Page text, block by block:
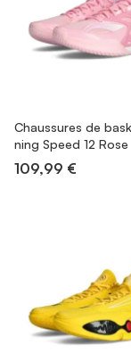
Chaussures de
ning Speed 12 Rose
109,99 €